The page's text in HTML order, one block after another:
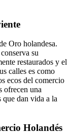
Oro holandesa.
su
restaurados y el
calles es como
ecos del comercio
ofrecen una
dan vida a la
Holandés